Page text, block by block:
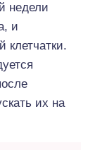
недели
и
клетчатки.
их на